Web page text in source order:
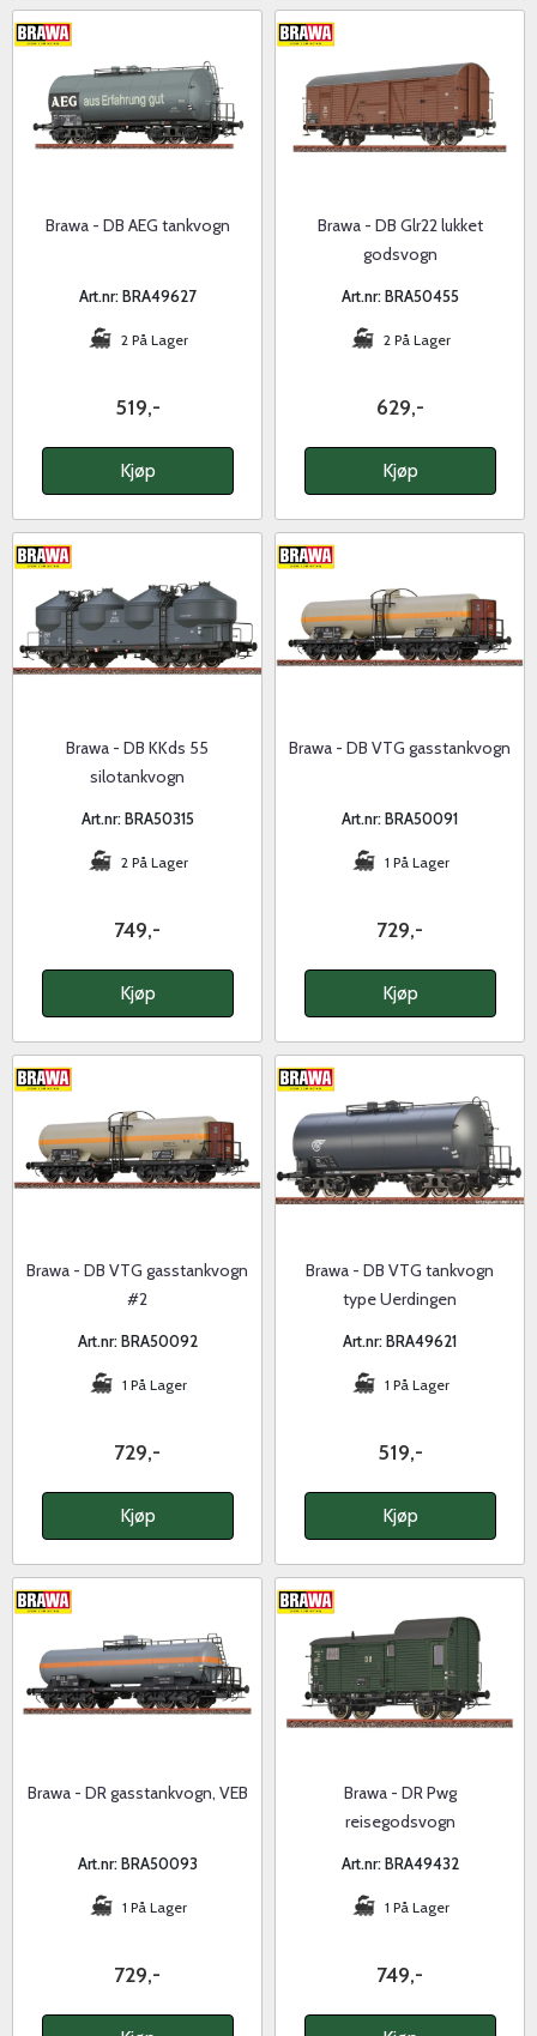
Brawa - DB AEG tankvogn
Art.nr: BRA49627
2 På Lager
519,-
Kjøp
Brawa - DB Glr22 lukket
godsvogn
Art.nr: BRA50455
2 På Lager
629,-
Kjøp
Brawa - DB KKds 55
silotankvogn
Art.nr: BRA50315
2 På Lager
749,-
Kjøp
Brawa - DB VTG gasstankvogn
Art.nr: BRA50091
1 På Lager
729,-
Kjøp
Brawa - DB VTG gasstankvogn
#2
Art.nr: BRA50092
1 På Lager
729,-
Kjøp
Brawa - DB VTG tankvogn
type Uerdingen
Art.nr: BRA49621
1 På Lager
519,-
Kjøp
Brawa - DR gasstankvogn, VEB
Art.nr: BRA50093
1 På Lager
729,-
Brawa - DR Pwg
reisegodsvogn
Art.nr: BRA49432
1 På Lager
749,-